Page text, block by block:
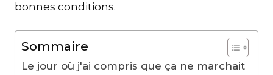
bonnes conditions.
Sommaire
Le jour où j'ai compris que ça ne marchait